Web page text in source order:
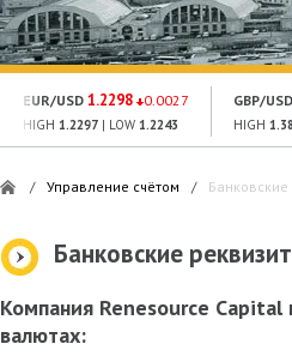
EUR/USD 1.2298 0.0027
HIGH 1.2297 | LOW 1.2243
GBP/USD
HIGH
/ Управление счётом /
Банковские
Компания Renesource
валютах: